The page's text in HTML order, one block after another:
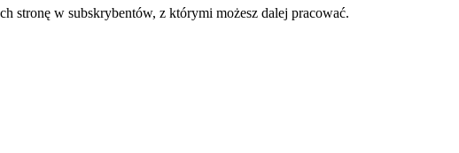
stronę w subskrybentów, z którymi możesz dalej pracować.